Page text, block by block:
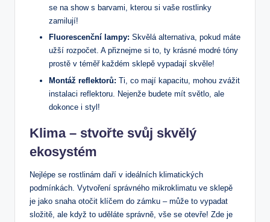
se na show s ‍barvami,​ kterou si vaše rostlinky
zamilují!
Fluorescenční lampy: Skvělá alternativa, pokud máte
užší⁤ rozpočet. A přiznejme si to, ty⁣ krásné modré⁣ tóny⁢
prostě ⁣v⁢ téměř každém sklepě vypadají skvěle!
Montáž reflektorů: Ti,‌ co mají ​kapacitu, mohou zvážit
instalaci reflektoru. Nejenže budete mít světlo, ⁤ale
dokonce i styl!
Klima ‌– stvořte svůj skvělý
ekosystém
Nejlépe se rostlinám daří⁢ v ​ideálních klimatických
podmínkách. Vytvoření správného mikroklimatu ve sklepě
je ⁤jako⁤ snaha otočit klíčem do zámku –​ může to vypadat
složitě, ale když to uděláte‌ správně, vše ⁢se otevře! Zde je